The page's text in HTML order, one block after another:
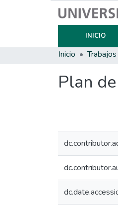
INICIO
Inicio
Plan